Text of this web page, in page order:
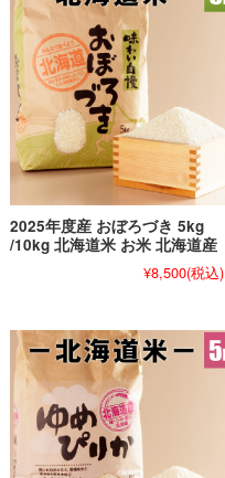
2025年度産 おぼろづき 5kg
/10kg 北海道米 お米 北海道産
¥8,500(税込)